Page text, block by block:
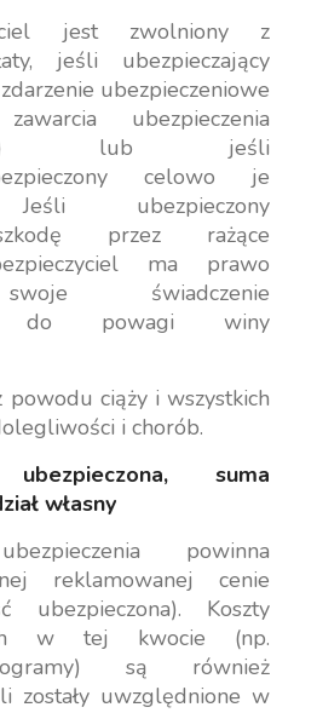
jest zwolniony z
jeśli ubezpieczający
ubezpieczeniowe
ubezpieczenia
lub jeśli
celowo je
Jeśli ubezpieczony
przez rażące
ma prawo
świadczenie
do powagi winy
powodu ciąży i wszystkich
i chorób.
suma
własny
powinna
reklamowanej cenie
ubezpieczona). Koszty
w tej kwocie (np.
są również
zostały uwzględnione w